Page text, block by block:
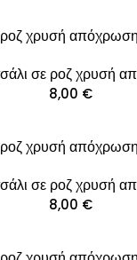
σε ροζ χρυσή
8,00 €
σε ροζ χρυσή
8,00 €